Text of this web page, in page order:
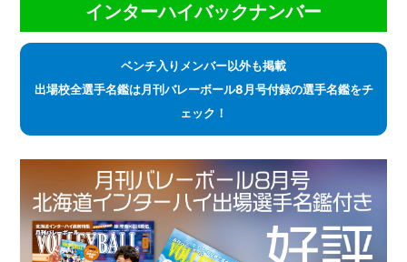
インターハイバックナンバー
ベンチ入りメンバー以外も掲載
出場校全選手名鑑は月刊バレーボール8月号付録の選手名鑑をチ
ェック！